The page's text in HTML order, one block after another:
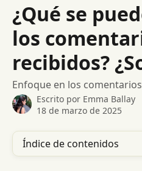
¿Qué se
los
recibidos?
Enfoque en los comentarios
Escrito por Emma Ballay
18 de marzo de 2025
Índice de contenidos